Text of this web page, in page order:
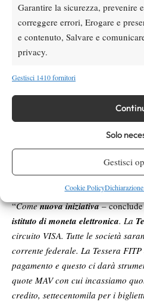
Garantire la sicurezza, prevenire
correggere errori, Erogare e
e contenuto, Salvare e
privacy.
Gestisci 1410 fornitori
Solo
Gestisci
Cookie Policy
praticanti. Considera la fascia età
il tennis guadagnerebbe qualcosa
Nel 2009 siamo stati criticati,
federazione ad avere un canale di
Supertennis per la prima volta
All’inizio siamo stati criticati e
questa iniziativa sarebbe morta
tutti gli studi lo giudicanoil miglior
tennis italiano. Dalla Francia alla
per capire il successo ed è strano
Noi facciamo vedere
”.
“Comenuova iniziativa–
istituto di moneta elettronica. La
circuito VISA. Tutte le società
corrente federale. La Tessera
pagamento e questo ci darà
quote MAV con cui incassiamo
credito, settecentomila per i